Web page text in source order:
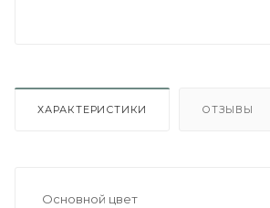
ХАРАКТЕРИСТИКИ ОТЗЫВЫ
Основной цвет